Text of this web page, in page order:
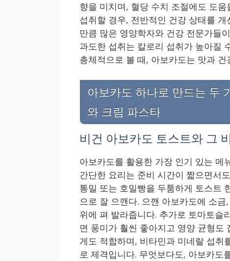
향을 미치며, 혈당 수치 조절에도 도
섭취할 경우, 전반적인 건강 상태를
만큼 많은 영양학자와 건강 전문가들
과도한 섭취는 칼로리 섭취가 높아질
총체적으로 볼 때, 아보카도는 맛과
아보카도 하나로 만드는 두
와 크림 파스타
비건 아보카도 토스트와 그
아보카도를 활용한 가장 인기 있는 메
간단한 요리는 준비 시간이 짧으면서
통밀 또는 호밀빵을 두툼하게 토스트
으로 잘 으깬다. 으깬 아보카도에 소
위에 펴 발라줍니다. 추가로 토마토슬
면 풍미가 훨씬 좋아지고 영양 균형도
게도 적합하며, 비타민과 미네랄 섭취
로 제격입니다. 무엇보다도, 아보카도